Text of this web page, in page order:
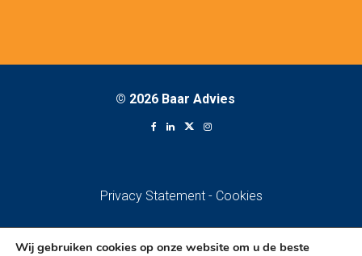
© 2026 Baar Advies
Privacy Statement - Cookies
Wij gebruiken cookies op onze website om u de beste